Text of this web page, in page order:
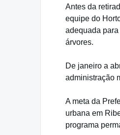
Antes da
equipe do
adequada
árvores.
De janeiro a
administração
A meta da
urbana em
programa